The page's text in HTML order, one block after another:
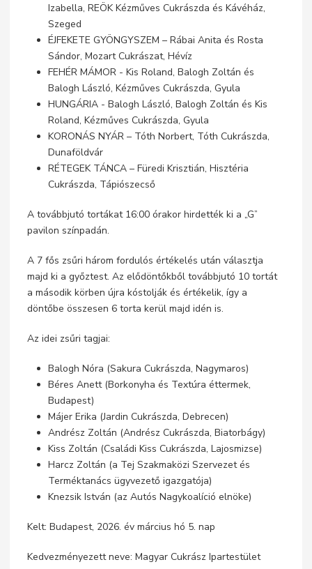
Izabella, REÖK Kézműves Cukrászda és Kávéház,
Szeged
ÉJFEKETE GYÖNGYSZEM – Rábai Anita és Rosta
Sándor, Mozart Cukrászat, Hévíz
FEHÉR MÁMOR - Kis Roland, Balogh Zoltán és
Balogh László, Kézműves Cukrászda, Gyula
HUNGÁRIA - Balogh László, Balogh Zoltán és Kis
Roland, Kézműves Cukrászda, Gyula
KORONÁS NYÁR – Tóth Norbert, Tóth Cukrászda,
Dunaföldvár
RÉTEGEK TÁNCA – Füredi Krisztián, Hisztéria
Cukrászda, Tápiószecső
A továbbjutó tortákat 16:00 órakor hirdették ki a „G”
pavilon színpadán.
A 7 fős zsűri három fordulós értékelés után választja
majd ki a győztest. Az elődöntőkből továbbjutó 10 tortát
a második körben újra kóstolják és értékelik, így a
döntőbe összesen 6 torta kerül majd idén is.
Az idei zsűri tagjai:
Balogh Nóra (Sakura Cukrászda, Nagymaros)
Béres Anett (Borkonyha és Textúra éttermek,
Budapest)
Májer Erika (Jardin Cukrászda, Debrecen)
Andrész Zoltán (Andrész Cukrászda, Biatorbágy)
Kiss Zoltán (Családi Kiss Cukrászda, Lajosmizse)
Harcz Zoltán (a Tej Szakmaközi Szervezet és
Terméktanács ügyvezető igazgatója)
Knezsik István (az Autós Nagykoalíció elnöke)
Kelt: Budapest, 2026. év március hó 5. nap
Kedvezményezett neve: Magyar Cukrász Ipartestület